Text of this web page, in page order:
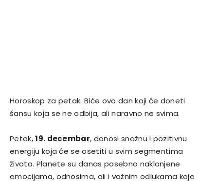
Horoskop za petak. Biće ovo dan koji će doneti
šansu koja se ne odbija, ali naravno ne svima.
Petak,19. decembar, donosi snažnu i pozitivnu
energiju koja će se osetiti u svim segmentima
života. Planete su danas posebno naklonjene
emocijama, odnosima, ali i važnim odlukama koje